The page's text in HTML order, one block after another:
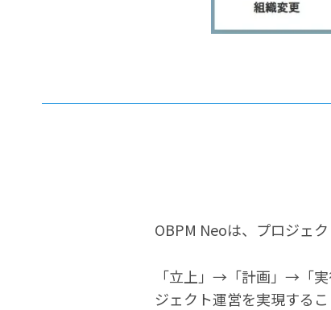
OBPM Neoは、プロジェ
「立上」→「計画」→「
ジェクト運営を実現するこ